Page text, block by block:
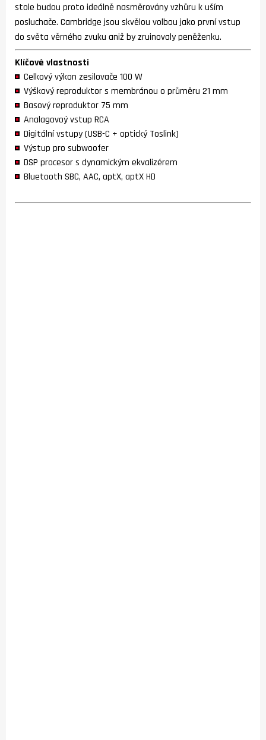
stole budou proto ideálně nasměrovány vzhůru k uším
posluchače. Cambridge jsou skvělou volbou jako první vstup
do světa věrného zvuku aniž by zruinovaly peněženku.
Klíčové vlastnosti
Celkový výkon zesilovače 100 W
Výškový reproduktor s membránou o průměru 21 mm
Basový reproduktor 75 mm
Analagovoý vstup RCA
Digitální vstupy (USB-C + optický Toslink)
Výstup pro subwoofer
DSP procesor s dynamickým ekvalizérem
Bluetooth SBC, AAC, aptX, aptX HD